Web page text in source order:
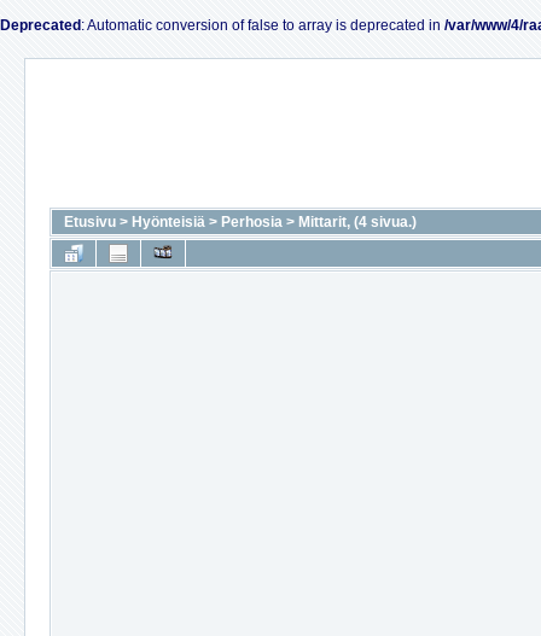
Deprecated : Automatic conversion of false to array is deprecated in /var/www/4/
Etusivu > Hyönteisiä > Perhosia > Mittarit, (4 sivua.)